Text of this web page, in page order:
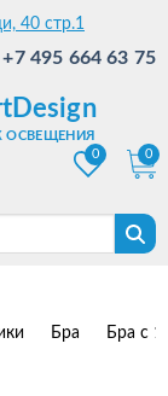
40 стр.1
+7 495 664 63 75
ОСВЕЩЕНИЯ
0
0
Бра Бра с